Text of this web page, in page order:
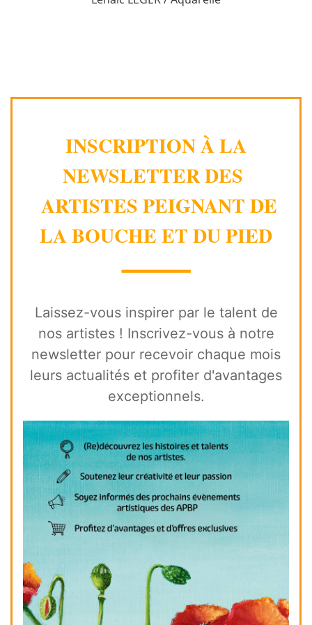
INSCRIPTION À LA
NEWSLETTER DES
ARTISTES PEIGNANT DE
LA BOUCHE ET DU PIED
⸻
Laissez-vous inspirer par le talent de
nos artistes ! Inscrivez-vous à notre
newsletter pour recevoir chaque mois
leurs actualités et profiter d'avantages
exceptionnels.